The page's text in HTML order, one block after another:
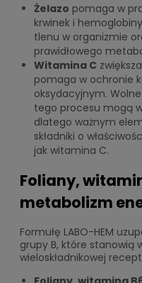
Żelazo pomaga w
krwinek i
tlenu w organizmie
prawidłowego
Witamina C
pomaga w ochronie
oksydacyjnym.
tego procesu mogą
dlatego ważnym
składniki o
jak witamina C.
Foliany,
metabolizm
Formułę LABO-HEM
grupy B, które stanowią
wieloskładnikowej